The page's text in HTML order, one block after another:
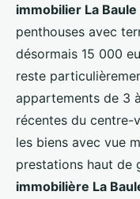
immobilier La Baule
penthouses avec
désormais 15 000
reste
appartements de 3
récentes du centre-
les biens avec vue
prestations haut de
immobilière La